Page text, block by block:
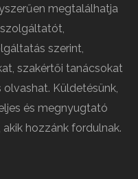
megtalálhatja
szerint,
szakértői tanácsokat
Küldetésünk,
és megnyugtató
hozzánk fordulnak.